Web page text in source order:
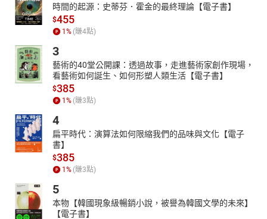
時間的起源：史蒂芬．霍金的最終理論【電子書】
$455
1% (賺4點)
3
藝術的40堂公開課：透過故事，走進藝術家創作現場，
看藝術如何誕生、如何形塑人類生活【電子書】
$385
1% (賺3點)
4
扁平時代：演算法如何限縮我們的品味與文化【電子
書】
$385
1% (賺3點)
5
本物【韓國現象級暢銷小說，被譽為韓國文學的未來】
【電子書】